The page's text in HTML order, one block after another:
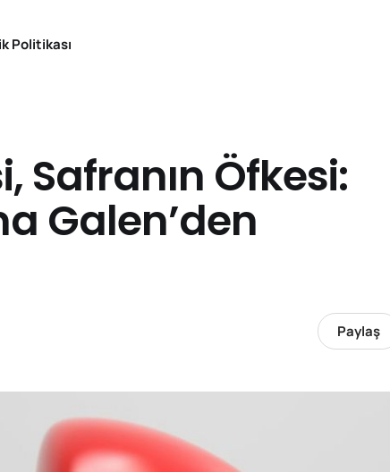
Politikası
Safranın Öfkesi:
Galen’den
Paylaş